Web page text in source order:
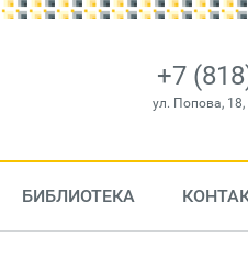
+7
ул. Попова, 18,
БИБЛИОТЕКА